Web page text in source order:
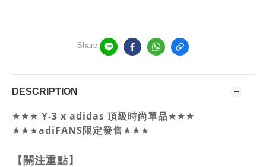
Share
DESCRIPTION
★★★ Y-3 x adidas 頂級時尚單品★★★
★★★adiFANS限定發售★★★
【關注重點】